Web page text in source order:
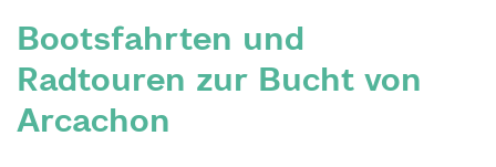
Bootsfahrten und
Radtouren zur Bucht von
Arcachon